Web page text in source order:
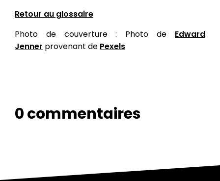
Retour au glossaire
Photo de couverture : Photo de Edward
Jenner provenant de Pexels
0 commentaires